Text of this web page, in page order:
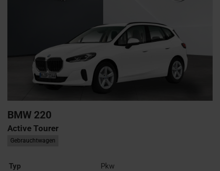
BMW 220
Active Tourer
Gebrauchtwagen
Typ
Pkw